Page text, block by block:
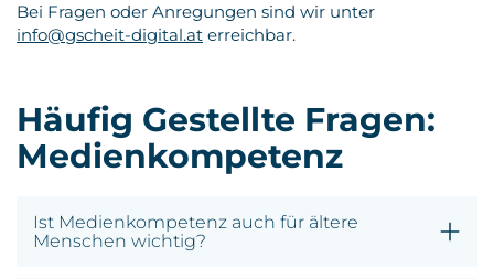
Bei Fragen oder Anregungen sind wir unter
info@gscheit-digital.at erreichbar.
Häufig Gestellte Fragen:
Medienkompetenz
Ist Medienkompetenz auch für ältere
Menschen wichtig?